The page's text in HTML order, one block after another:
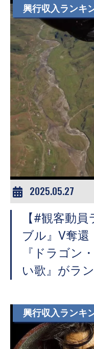
興行収入ランキ
2025.05.27
【#観客動
ブル』V奪還
『ドラゴン
い歌』がラ
興行収入ランキ